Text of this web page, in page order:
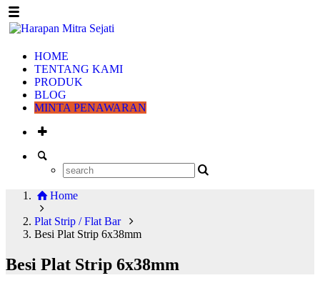
HOME
TENTANG KAMI
PRODUK
BLOG
MINTA PENAWARAN
Home
Plat Strip / Flat Bar
Besi Plat Strip 6x38mm
Besi Plat Strip 6x38mm